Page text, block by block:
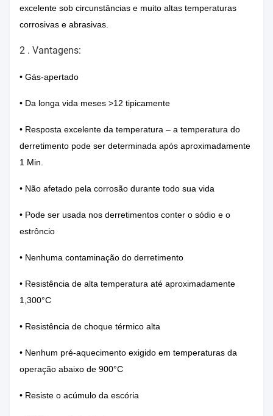
excelente sob circunstâncias e muito altas temperaturas
corrosivas e abrasivas.
2 . Vantagens:
• Gás-apertado
• Da longa vida meses >12 tipicamente
• Resposta excelente da temperatura – a temperatura do
derretimento pode ser determinada após aproximadamente
1 Min.
• Não afetado pela corrosão durante todo sua vida
• Pode ser usada nos derretimentos conter o sódio e o
estrôncio
• Nenhuma contaminação do derretimento
• Resistência de alta temperatura até aproximadamente
1,300°C
• Resistência de choque térmico alta
• Nenhum pré-aquecimento exigido em temperaturas da
operação abaixo de 900°C
• Resiste o acúmulo da escória